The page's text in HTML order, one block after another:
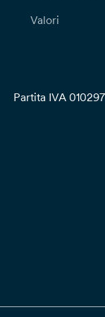
Valori
Partita IVA